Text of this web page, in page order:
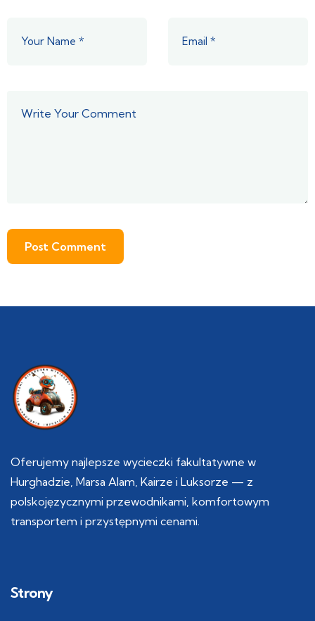
Oferujemy najlepsze wycieczki fakultatywne w
Hurghadzie, Marsa Alam, Kairze i Luksorze — z
polskojęzycznymi przewodnikami, komfortowym
transportem i przystępnymi cenami.
Strony